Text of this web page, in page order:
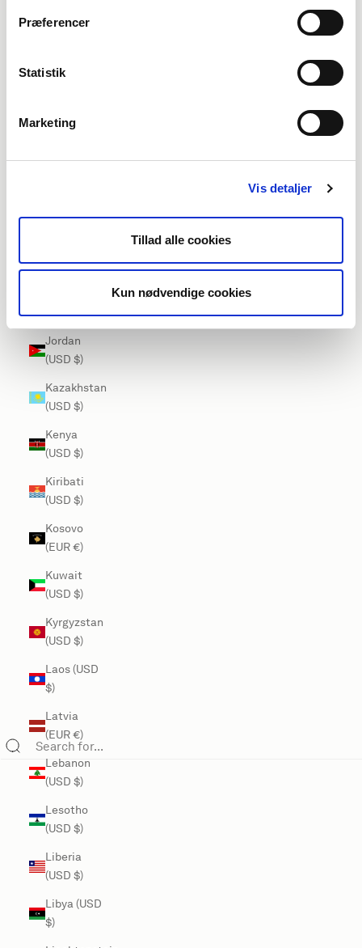
Præferencer
Statistik
Marketing
Vis detaljer
Tillad alle cookies
Kun nødvendige cookies
(EUR €)
(EUR €)
$)
(USD $)
(USD $)
(EUR €)
Jordan
(USD $)
Kazakhstan
(USD $)
Kenya
(USD $)
Kiribati
(USD $)
Kosovo
(EUR €)
Kuwait
(USD $)
Kyrgyzstan
(USD $)
Laos (USD
$)
Latvia
(EUR €)
Lebanon
(USD $)
Lesotho
(USD $)
Liberia
(USD $)
Libya (USD
$)